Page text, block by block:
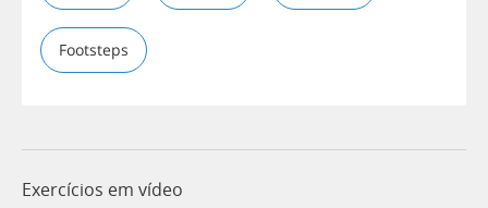
Footsteps
Exercícios em vídeo